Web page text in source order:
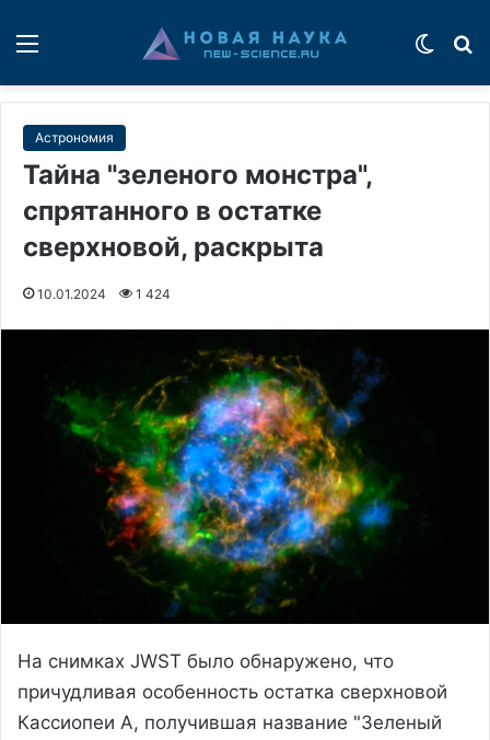
Астрономия
Тайна "зеленого монстра",
спрятанного в остатке
сверхновой, раскрыта
10.01.2024 1 424
На снимках JWST было обнаружено, что
причудливая особенность остатка сверхновой
Кассиопеи А, получившая название "Зеленый